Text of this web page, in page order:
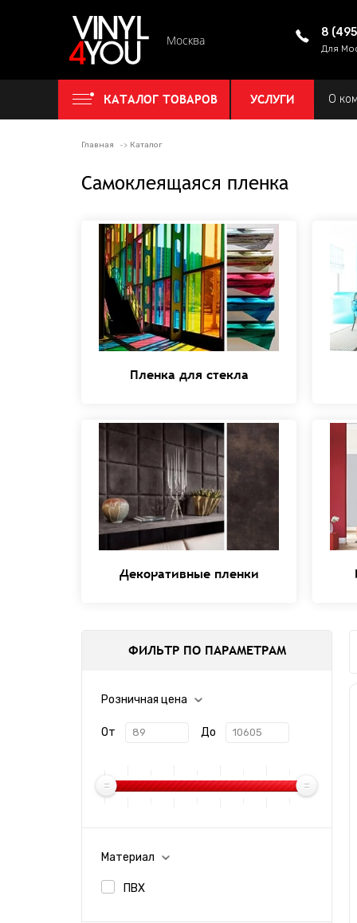
Москва
8
Для
КАТАЛОГ ТОВАРОВ УСЛУГИ О
Главная Каталог
Самоклеящаяся пленка
Пленка для стекла
Декоративные пленки
ФИЛЬТР ПО ПАРАМЕТРАМ
Розничная цена
От До
Материал
ПВХ